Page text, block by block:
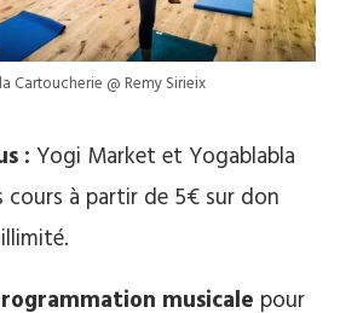
Cartoucherie @ Remy Sirieix
: Yogi Market et Yogablabla
cours à partir de 5€ sur don
musicale pour